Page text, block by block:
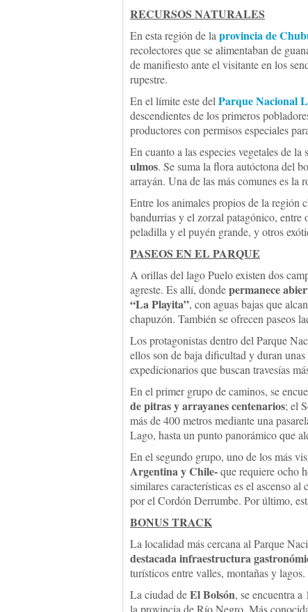
RECURSOS NATURALES
En esta región de la provincia de
recolectores que se alimentaban de
de manifiesto ante el visitante en los
rupestre.
En el límite este del Parque Nacional
descendientes de los primeros
productores con permisos especiales
En cuanto a las especies vegetales de la
ulmos. Se suma la flora autóctona del
arrayán. Una de las más comunes es la
Entre los animales propios de la región
bandurrias y el zorzal patagónico, entre
peladilla y el puyén grande, y otros
PASEOS EN EL PARQUE
A orillas del lago Puelo existen dos
agreste. Es allí, dondepermanece
“La Playita”, con aguas bajas que
chapuzón. También se ofrecen paseos
Los protagonistas dentro del Parque
ellos son de baja dificultad y duran
expedicionarios que buscan travesías
En el primer grupo de caminos, se
de pitras y arrayanes centenarios; el
más de 400 metros mediante una
Lago, hasta un punto panorámico que
En el segundo grupo, uno de los más
Argentina y Chile-que requiere ocho
similares características es el ascenso
por el Cordón Derrumbe. Por último,
BONUS TRACK
La localidad más cercana al Parque
destacada infraestructura
turísticos entre valles, montañas y lagos.
La ciudad deEl Bolsón, se encuentra
la provincia de Río Negro. Más